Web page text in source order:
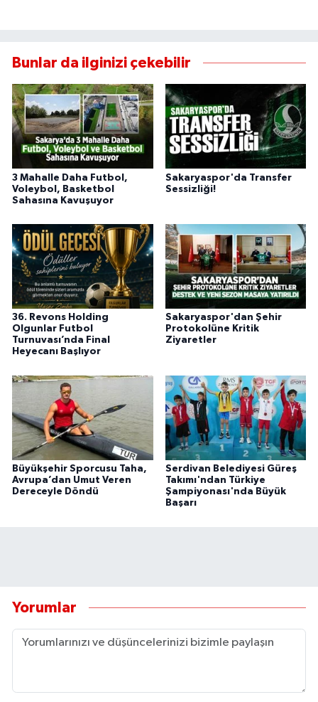
Bunlar da ilginizi çekebilir
3 Mahalle Daha Futbol,
Voleybol, Basketbol
Sahasına Kavuşuyor
Sakaryaspor'da Transfer
Sessizliği!
36. Revons Holding
Olgunlar Futbol
Turnuvası’nda Final
Heyecanı Başlıyor
Sakaryaspor'dan Şehir
Protokolüne Kritik
Ziyaretler
Büyükşehir Sporcusu Taha,
Avrupa’dan Umut Veren
Dereceyle Döndü
Serdivan Belediyesi Güreş
Takımı'ndan Türkiye
Şampiyonası'nda Büyük
Başarı
Yorumlar